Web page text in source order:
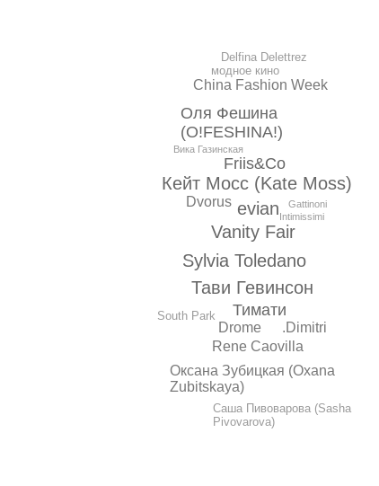
Vanity Fair
evian
Sylvia Toledano
Кейт Мосс (Kate Moss)
Тави Гевинсон
Тимати
Friis&Co
Оля Фешина
(O!FESHINA!)
Drome
Dvorus
Rene Caovilla
Оксана Зубицкая (Oxana
Zubitskaya)
China Fashion Week
.Dimitri
модное кино
Саша Пивоварова (Sasha
Pivovarova)
Delfina Delettrez
South Park
Gattinoni
Intimissimi
Вика Газинская